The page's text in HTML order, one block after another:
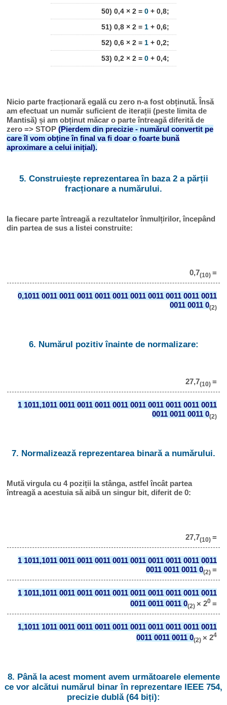
50) 0,4 × 2 = 0 + 0,8;
51) 0,8 × 2 = 1 + 0,6;
52) 0,6 × 2 = 1 + 0,2;
53) 0,2 × 2 = 0 + 0,4;
Nicio parte fracționară egală cu zero n-a fost obținută. Însă
am efectuat un număr suficient de iterații (peste limita de
Mantisă) și am obținut măcar o parte întreagă diferită de
zero => STOP(Pierdem din precizie - numărul convertit pe
care îl vom obține în final va fi doar o foarte bună
aproximare a celui inițial).
5. Construiește reprezentarea în baza 2 a părții
fracționare a numărului.
Ia fiecare parte întreagă a rezultatelor înmulțirilor, începând
din partea de sus a listei construite:
0,7(10) =
0,1011 0011 0011 0011 0011 0011 0011 0011 0011 0011 0011
0011 0011 0(2)
6. Numărul pozitiv înainte de normalizare:
27,7(10) =
1 1011,1011 0011 0011 0011 0011 0011 0011 0011 0011 0011
0011 0011 0011 0(2)
7. Normalizează reprezentarea binară a numărului.
Mută virgula cu 4 poziții la stânga, astfel încât partea
întreagă a acestuia să aibă un singur bit, diferit de 0:
27,7(10) =
1 1011,1011 0011 0011 0011 0011 0011 0011 0011 0011 0011
0011 0011 0011 0(2) =
1 1011,1011 0011 0011 0011 0011 0011 0011 0011 0011 0011
0011 0011 0011 0(2) × 20 =
1,1011 1011 0011 0011 0011 0011 0011 0011 0011 0011 0011
0011 0011 0011 0(2) × 24
8. Până la acest moment avem următoarele elemente
ce vor alcătui numărul binar în reprezentare IEEE 754,
precizie dublă (64 biți):